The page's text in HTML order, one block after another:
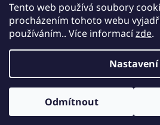
Tento web používá soubory
procházením tohoto webu
používáním.. Více informacízde.
Nastavení
Odmítnout